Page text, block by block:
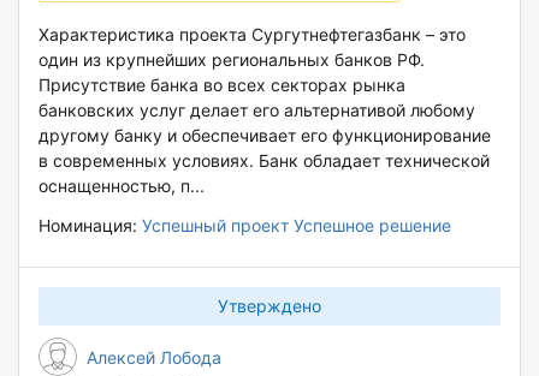
Характеристика проекта Сургутнефтегазбанк – это
один из крупнейших региональных банков РФ.
Присутствие банка во всех секторах рынка
банковских услуг делает его альтернативой любому
другому банку и обеспечивает его функционирование
в современных условиях. Банк обладает технической
оснащенностью, п...
Номинация: Успешный проект Успешное решение
Алексей Лобода
Утверждено